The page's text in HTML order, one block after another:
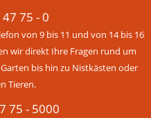
75 - 0
von 9 bis 11 und von 14 bis 16
wir direkt Ihre Fragen rund um
bis hin zu Nistkästen oder
Tieren.
75 - 5000